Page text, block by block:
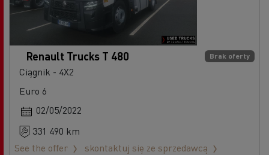
Brak oferty
Renault Trucks T 480
Ciągnik - 4X2
Euro 6
02/05/2022
331 490 km
See the offer
skontaktuj się ze sprzedawcą